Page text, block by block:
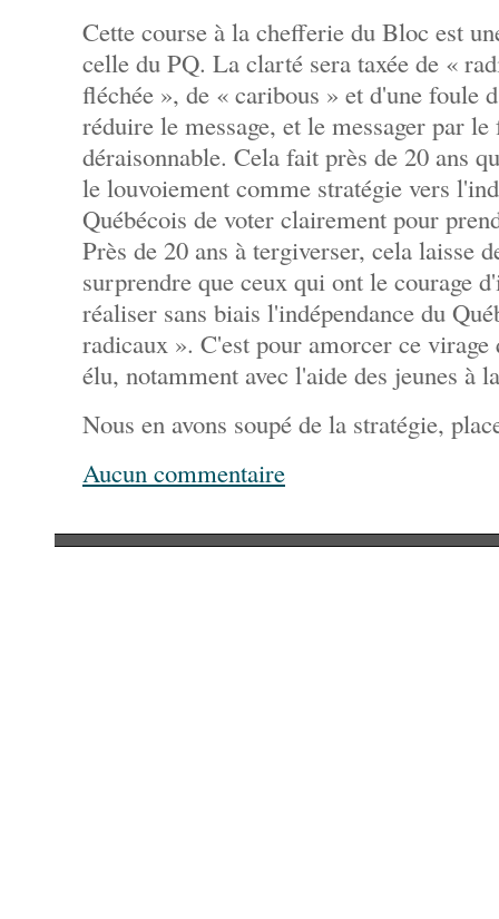
Cette course à la chefferie du Bloc est
celle du PQ. La clarté sera taxée de «
fléchée », de « caribous » et d'une foule
réduire le message, et le messager par
déraisonnable. Cela fait près de 20 ans
le louvoiement comme stratégie vers
Québécois de voter clairement pour
Près de 20 ans à tergiverser, cela laisse
surprendre que ceux qui ont le courage
réaliser sans biais l'indépendance du
radicaux ». C'est pour amorcer ce
élu, notamment avec l'aide des jeunes à
Nous en avons soupé de la stratégie,
Aucun commentaire